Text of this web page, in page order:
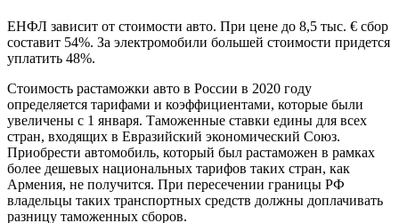
ЕНФЛ зависит от стоимости авто. При цене до 8,5 тыс. € сбор
составит 54%. За электромобили большей стоимости придется
уплатить 48%.
Стоимость растаможки авто в России в 2020 году
определяется тарифами и коэффициентами, которые были
увеличены с 1 января. Таможенные ставки едины для всех
стран, входящих в Евразийский экономический Союз.
Приобрести автомобиль, который был растаможен в рамках
более дешевых национальных тарифов таких стран, как
Армения, не получится. При пересечении границы РФ
владельцы таких транспортных средств должны доплачивать
разницу таможенных сборов.